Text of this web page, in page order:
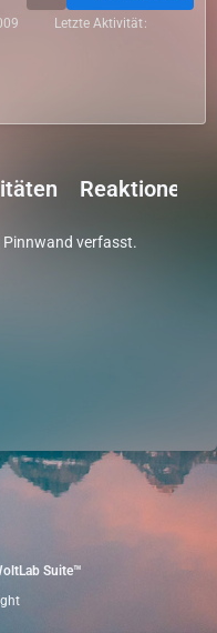
Letzte Aktivität
Reaktionen
Pinnwand verfasst.
Suite™